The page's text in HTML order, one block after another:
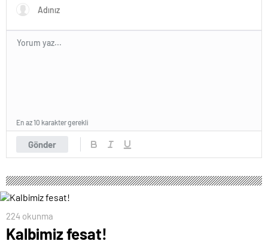
Gönder
En az 10 karakter gerekli
224 okunma
Kalbimiz fesat!